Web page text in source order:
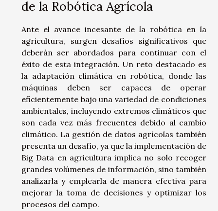
de la Robótica Agrícola
Ante el avance incesante de la robótica en la
agricultura, surgen desafíos significativos que
deberán ser abordados para continuar con el
éxito de esta integración. Un reto destacado es
la adaptación climática en robótica, donde las
máquinas deben ser capaces de operar
eficientemente bajo una variedad de condiciones
ambientales, incluyendo extremos climáticos que
son cada vez más frecuentes debido al cambio
climático. La gestión de datos agrícolas también
presenta un desafío, ya que la implementación de
Big Data en agricultura implica no solo recoger
grandes volúmenes de información, sino también
analizarla y emplearla de manera efectiva para
mejorar la toma de decisiones y optimizar los
procesos del campo.